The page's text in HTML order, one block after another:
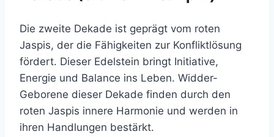
Die zweite Dekade ist geprägt vom roten
Jaspis, der die Fähigkeiten zur Konfliktlösung
fördert. Dieser Edelstein bringt Initiative,
Energie und Balance ins Leben. Widder-
Geborene dieser Dekade finden durch den
roten Jaspis innere Harmonie und werden in
ihren Handlungen bestärkt.